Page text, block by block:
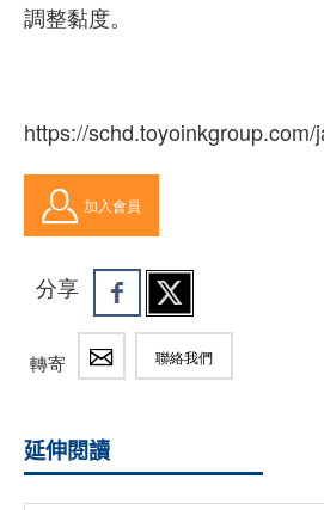
調整黏度。
https://
加入會員
分享
轉寄 聯絡我們
延伸閱讀